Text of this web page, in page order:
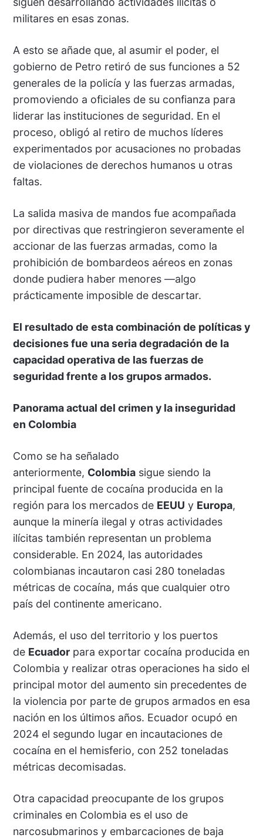
militares en esas zonas.
A esto se añade que, al asumir el poder, el
gobierno de Petro retiró de sus funciones a 52
generales de la policía y las fuerzas armadas,
promoviendo a oficiales de su confianza para
liderar las instituciones de seguridad. En el
proceso, obligó al retiro de muchos líderes
experimentados por acusaciones no probadas
de violaciones de derechos humanos u otras
faltas.
La salida masiva de mandos fue acompañada
por directivas que restringieron severamente el
accionar de las fuerzas armadas, como la
prohibición de bombardeos aéreos en zonas
donde pudiera haber menores —algo
prácticamente imposible de descartar.
El resultado de esta combinación de políticas y
decisiones fue una seria degradación de la
capacidad operativa de las fuerzas de
seguridad frente a los grupos armados.
Panorama actual del crimen y la inseguridad
en Colombia
Como se ha señalado
anteriormente, Colombiasigue siendo la
principal fuente de cocaína producida en la
región para los mercados de EEUU y Europa,
aunque la minería ilegal y otras actividades
ilícitas también representan un problema
considerable. En 2024, las autoridades
colombianas incautaron casi 280 toneladas
métricas de cocaína, más que cualquier otro
país del continente americano.
Además, el uso del territorio y los puertos
de Ecuadorpara exportar cocaína producida en
Colombia y realizar otras operaciones ha sido el
principal motor del aumento sin precedentes de
la violencia por parte de grupos armados en esa
nación en los últimos años. Ecuador ocupó en
2024 el segundo lugar en incautaciones de
cocaína en el hemisferio, con 252 toneladas
métricas decomisadas.
Otra capacidad preocupante de los grupos
criminales en Colombia es el uso de
narcosubmarinos y embarcaciones de baja